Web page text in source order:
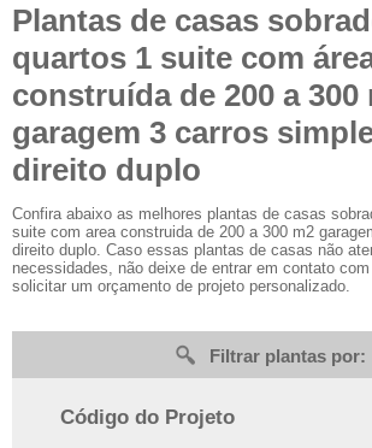
Plantas de casas
quartos 1 suite com
construída de 200 a 300
garagem 3 carros
direito duplo
Confira abaixo as melhores plantas de casas
suite com area construida de 200 a 300 m2
direito duplo. Caso essas plantas de casas não
necessidades, não deixe de entrar em contato
solicitar um orçamento de projeto personalizado.
Filtrar plantas por:
Código do Projeto